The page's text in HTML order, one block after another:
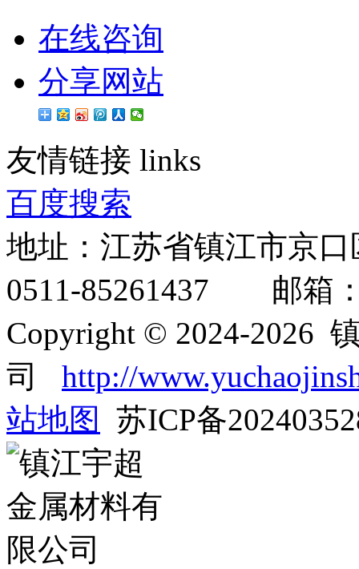
在线咨询
分享网站
友情链接 links
百度搜索
地址：江苏省镇江市京
0511-85261437 邮箱：
Copyright © 2024-2026
司 http://
站地图
苏ICP备